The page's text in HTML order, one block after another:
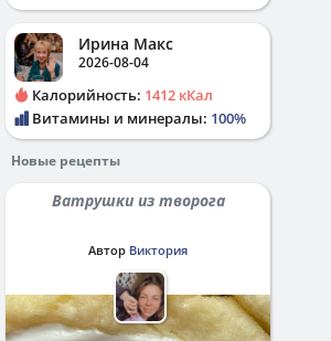
Ирина Макс
2026-08-04
Калорийность: 1412 кКал
Витамины и минералы: 100%
Новые рецепты
Ватрушки из творога
Автор Виктория